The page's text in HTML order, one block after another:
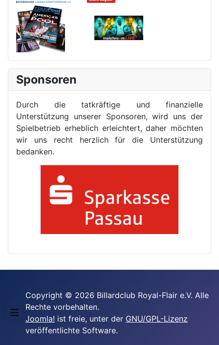
Sponsoren
Durch die tatkräftige und finanzielle
Unterstützung unserer Sponsoren, wird uns der
Spielbetrieb erheblich erleichtert, daher möchten
wir uns recht herzlich für die Unterstützung
bedanken.
Copyright © 2026 Billardclub Royal-Flair e.V. Alle
Rechte vorbehalten.
Joomla! ist freie, unter der GNU/GPL-Lizenz
veröffentlichte Software.